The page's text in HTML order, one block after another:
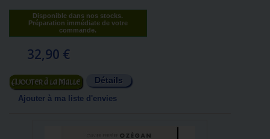
Disponible dans nos stocks.
Préparation immédiate de votre
commande.
32,90 €
Ajouter au panier Détails
Ajouter à ma liste d'envies